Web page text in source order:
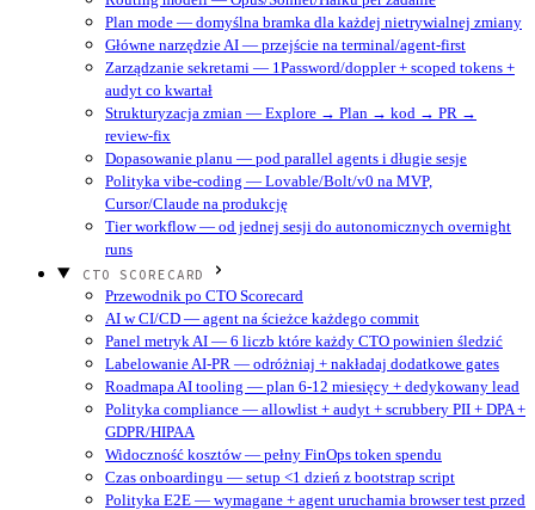
Plan mode — domyślna bramka dla każdej nietrywialnej zmiany
Główne narzędzie AI — przejście na terminal/agent‑first
Zarządzanie sekretami — 1Password/doppler + scoped tokens +
audyt co kwartał
Strukturyzacja zmian — Explore → Plan → kod → PR →
review-fix
Dopasowanie planu — pod parallel agents i długie sesje
Polityka vibe-coding — Lovable/Bolt/v0 na MVP,
Cursor/Claude na produkcję
Tier workflow — od jednej sesji do autonomicznych overnight
runs
CTO SCORECARD
Przewodnik po CTO Scorecard
AI w CI/CD — agent na ścieżce każdego commit
Panel metryk AI — 6 liczb które każdy CTO powinien śledzić
Labelowanie AI-PR — odróżniaj + nakładaj dodatkowe gates
Roadmapa AI tooling — plan 6-12 miesięcy + dedykowany lead
Polityka compliance — allowlist + audyt + scrubbery PII + DPA +
GDPR/HIPAA
Widoczność kosztów — pełny FinOps token spendu
Czas onboardingu — setup <1 dzień z bootstrap script
Polityka E2E — wymagane + agent uruchamia browser test przed